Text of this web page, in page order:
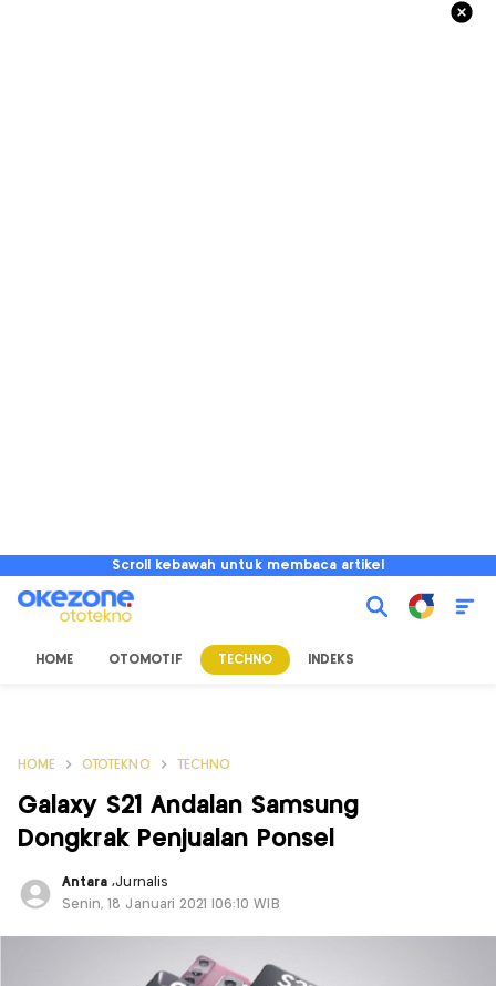
Scroll kebawah untuk membaca artikel
HOME OTOMOTIF TECHNO INDEKS
HOME OTOTEKNO TECHNO
Galaxy S21 Andalan Samsung
Dongkrak Penjualan Ponsel
Antara,Jurnalis
Senin, 18 Januari 2021 |06:10 WIB